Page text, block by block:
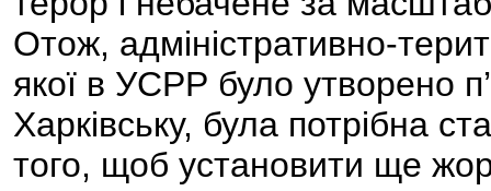
Отож, адміністративно-
якої в УСРР було утворено
Харківську, була потрібна
того, щоб установити ще